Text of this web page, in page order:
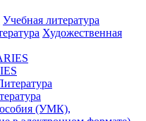
Учебная литература
Художественная